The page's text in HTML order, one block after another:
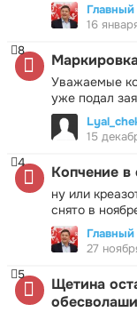
Главный
16
Уважаемые
уже подал
8
15
Копчение в
ну или
снято в
4
Главный
27
Щетина
5